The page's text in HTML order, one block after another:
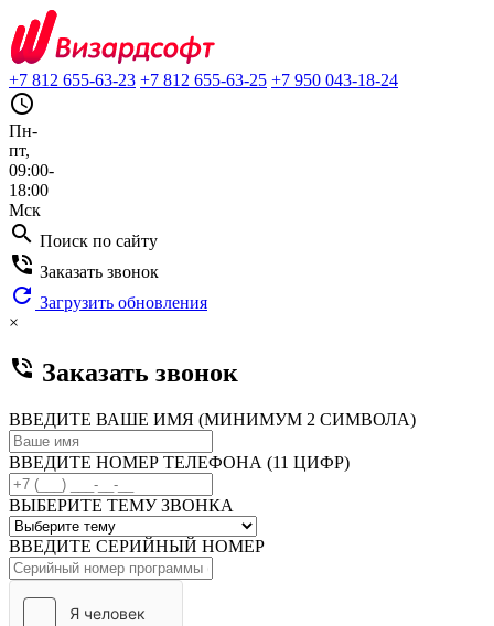
+7 812 655-63-23 +7 812 655-63-25 +7 950 043-18-24
query_builder
Пн-
пт,
09:00-
18:00
Мск
search Поиск по сайту
phone_in_talk Заказать звонок
refresh Загрузить обновления
×
phone_in_talk Заказать звонок
ВВЕДИТЕ ВАШЕ ИМЯ (МИНИМУМ 2 СИМВОЛА)
ВВЕДИТЕ НОМЕР ТЕЛЕФОНА (11 ЦИФР)
ВЫБЕРИТЕ ТЕМУ ЗВОНКА
ВВЕДИТЕ СЕРИЙНЫЙ НОМЕР